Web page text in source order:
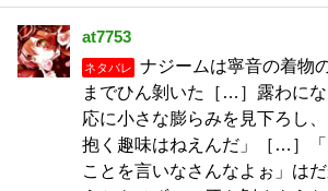
at7753
ネタバレ
ナジームは寧音の着物
までひん剝いた［…］露わに
応に小さな膨らみを見下ろし
抱く趣味はねえんだ」［…］
ことを言いなさんなよぉ」は